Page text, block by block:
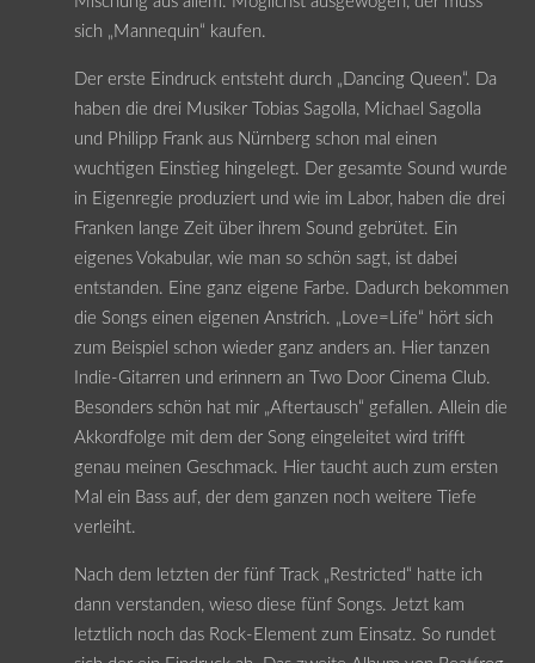
sich „Mannequin“ kaufen.
Der erste Eindruck entsteht durch „Dancing Queen“. Da
haben die drei Musiker Tobias Sagolla, Michael Sagolla
und Philipp Frank aus Nürnberg schon mal einen
wuchtigen Einstieg hingelegt. Der gesamte Sound wurde
in Eigenregie produziert und wie im Labor, haben die drei
Franken lange Zeit über ihrem Sound gebrütet. Ein
eigenes Vokabular, wie man so schön sagt, ist dabei
entstanden. Eine ganz eigene Farbe. Dadurch bekommen
die Songs einen eigenen Anstrich. „Love=Life“ hört sich
zum Beispiel schon wieder ganz anders an. Hier tanzen
Indie-Gitarren und erinnern an Two Door Cinema Club.
Besonders schön hat mir „Aftertausch“ gefallen. Allein die
Akkordfolge mit dem der Song eingeleitet wird trifft
genau meinen Geschmack. Hier taucht auch zum ersten
Mal ein Bass auf, der dem ganzen noch weitere Tiefe
verleiht.
Nach dem letzten der fünf Track „Restricted“ hatte ich
dann verstanden, wieso diese fünf Songs. Jetzt kam
letztlich noch das Rock-Element zum Einsatz. So rundet